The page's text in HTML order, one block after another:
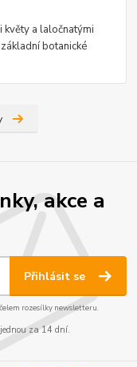
a laločnatými
botanické
akce a
Přihlásit se
rozesílky newsletteru.
za 14 dní.